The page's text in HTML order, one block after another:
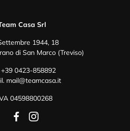
Casa Srl
1944, 18
di San Marco (Treviso)
+39 0423-858892
mail@teamcasa.it
04598800268